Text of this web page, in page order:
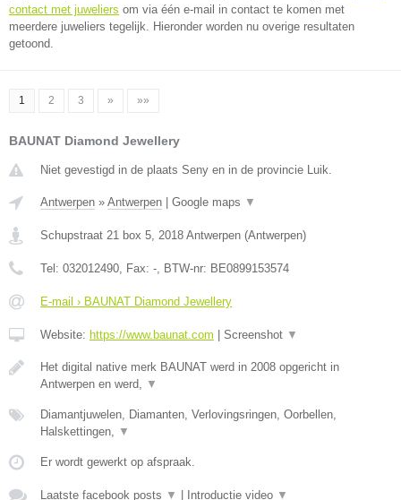
contact met juweliers om via één e-mail in contact te komen met
meerdere juweliers tegelijk. Hieronder worden nu overige resultaten
getoond.
1 2 3 » »»
BAUNAT Diamond Jewellery
Niet gevestigd in de plaats Seny en in de provincie Luik.
Antwerpen » Antwerpen Google maps ▼
Schupstraat 21 box 5, 2018 Antwerpen (Antwerpen)
Tel: 032012490, Fax: -, BTW-nr: BE0899153574
E-mail › BAUNAT Diamond Jewellery
Website: https://www.baunat.com Screenshot ▼
Het digital native merk BAUNAT werd in 2008 opgericht in
Antwerpen en werd, ▼
Diamantjuwelen, Diamanten, Verlovingsringen, Oorbellen,
Halskettingen, ▼
Er wordt gewerkt op afspraak.
Laatste facebook posts ▼ Introductie video ▼